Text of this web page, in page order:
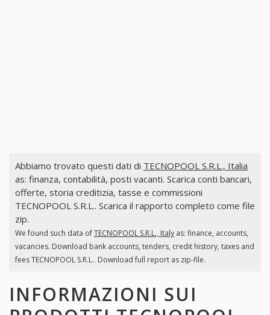
Abbiamo trovato questi dati di TECNOPOOL S.R.L., Italia
as: finanza, contabilità, posti vacanti. Scarica conti bancari,
offerte, storia creditizia, tasse e commissioni
TECNOPOOL S.R.L.. Scarica il rapporto completo come file
zip.
We found such data ofTECNOPOOL S.R.L., Italyas: finance, accounts,
vacancies. Download bank accounts, tenders, credit history, taxes and
fees TECNOPOOL S.R.L.. Download full report as zip-file.
INFORMAZIONI SUI